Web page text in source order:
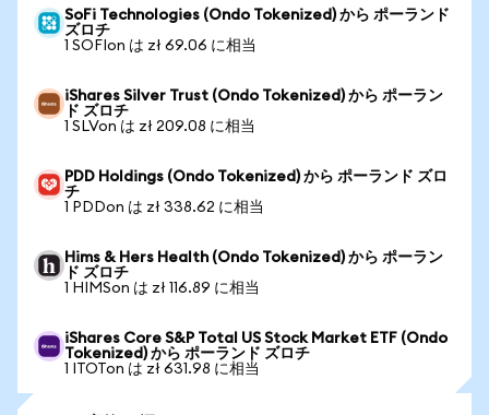
SoFi Technologies (Ondo Tokenized) から ポーランド
ズロチ
1 SOFIon は zł 69.06 に相当
iShares Silver Trust (Ondo Tokenized) から ポーラン
ド ズロチ
1 SLVon は zł 209.08 に相当
PDD Holdings (Ondo Tokenized) から ポーランド ズロ
チ
1 PDDon は zł 338.62 に相当
Hims & Hers Health (Ondo Tokenized) から ポーラン
ド ズロチ
1 HIMSon は zł 116.89 に相当
iShares Core S&P Total US Stock Market ETF (Ondo
Tokenized) から ポーランド ズロチ
1 ITOTon は zł 631.98 に相当